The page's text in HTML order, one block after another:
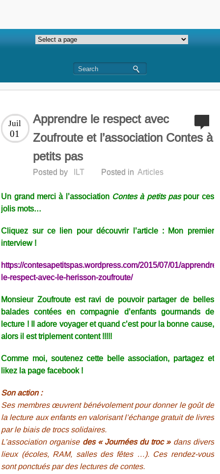
Apprendre le respect avec
Zoufroute et l’association Contes à
petits pas
Juil
01
Posted by ILT Posted in Articles
Un grand merci à l’association Contes à petits paspour ces
jolis mots…
Cliquez sur ce lien pour découvrir l’article : Mon premier
interview !
https://contesapetitspas.wordpress.com/2015/07/01/apprendre-
le-respect-avec-le-herisson-zoufroute/
Monsieur Zoufroute est ravi de pouvoir partager de belles
balades contées en compagnie d’enfants gourmands de
lecture ! Il adore voyager et quand c’est pour la bonne cause,
alors il est triplement content !!!!!
Comme moi, soutenez cette belle association, partagez et
likez la page facebook !
Son action :
Ses membres œuvrent bénévolement pour donner le goût de
la lecture aux enfants en valorisant l’échange gratuit de livres
par le biais de trocs solidaires.
L’association organisedes « Journées du troc » dans divers
lieux (écoles, RAM, salles des fêtes …). Ces rendez-vous
sont ponctués par des lectures de contes.